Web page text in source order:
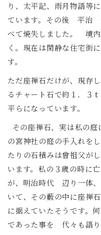
り、太平記、雨月物語等
ています。その後 平
べて焼失しました。 境
く。現在は閑静な住宅街
ただ座禅石だけが、現存
るチャート石で約１．３
平らになっています。
その座禅石、実は私の
の宮神社の庭の手入れを
たりの石積みは曾祖父が
います。私の３歳の時に
が、明治時代 辺り一体
いて、その藪の中に座禅
に据えていたそうです。
であった事を 代々も語